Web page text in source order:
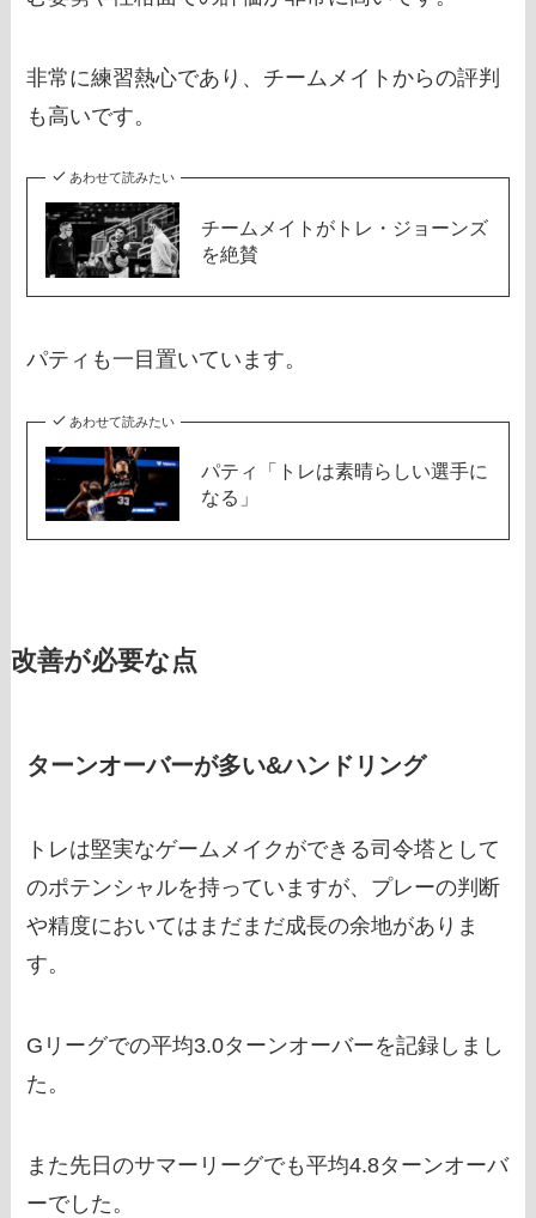
非常に練習熱心であり、チームメイトからの評判
も高いです。
あわせて読みたい
チームメイトがトレ・ジョーンズ
を絶賛
パティも一目置いています。
あわせて読みたい
パティ「トレは素晴らしい選手に
なる」
改善が必要な点
ターンオーバーが多い&ハンドリング
トレは堅実なゲームメイクができる司令塔として
のポテンシャルを持っていますが、プレーの判断
や精度においてはまだまだ成長の余地がありま
す。
Gリーグでの平均3.0ターンオーバーを記録しまし
た。
また先日のサマーリーグでも平均4.8ターンオーバ
ーでした。